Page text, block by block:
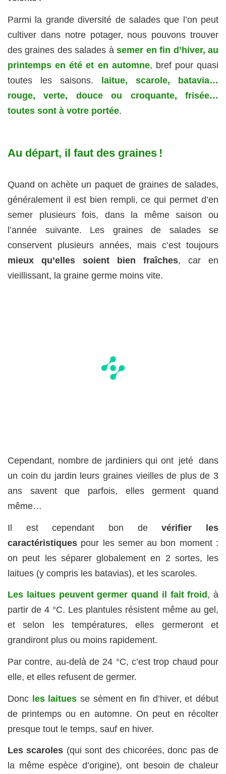
Parmi la grande diversité de salades que l’on peut
cultiver dans notre potager, nous pouvons trouver
des graines des salades àsemer en fin d’hiver, au
printemps en été et en automne, bref pour quasi
toutes les saisons. laitue, scarole, batavia…
rouge, verte, douce ou croquante, frisée…
toutes sont à votre portée.
Au départ, il faut des graines !
Quand on achète un paquet de graines de salades,
généralement il est bien rempli, ce qui permet d’en
semer plusieurs fois, dans la même saison ou
l’année suivante. Les graines de salades se
conservent plusieurs années, mais c’est toujours
mieux qu’elles soient bien fraîches, car en
vieillissant, la graine germe moins vite.
Cependant, nombre de jardiniers qui ont jeté dans
un coin du jardin leurs graines vieilles de plus de 3
ans savent que parfois, elles germent quand
même…
Il est cependant bon devérifier les
caractéristiques pour les semer au bon moment :
on peut les séparer globalement en 2 sortes, les
laitues (y compris les batavias), et les scaroles.
Les laitues peuvent germer quand il fait froid , à
partir de 4 °C. Les plantules résistent même au gel,
et selon les températures, elles germeront et
grandiront plus ou moins rapidement.
Par contre, au-delà de 24 °C, c’est trop chaud pour
elle, et elles refusent de germer.
Donc les laitues se sèment en fin d’hiver, et début
de printemps ou en automne. On peut en récolter
presque tout le temps, sauf en hiver.
Les scaroles (qui sont des chicorées, donc pas de
la même espèce d’origine), ont besoin de chaleur